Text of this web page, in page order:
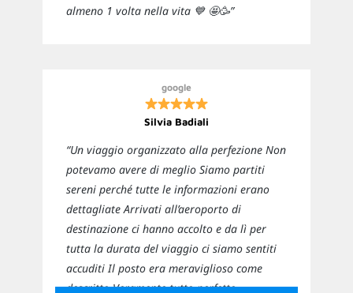
almeno 1 volta nella vita 💙 🤩🥳”
google
Silvia Badiali
“Un viaggio organizzato alla perfezione Non
potevamo avere di meglio Siamo partiti
sereni perché tutte le informazioni erano
dettagliate Arrivati all’aeroporto di
destinazione ci hanno accolto e da lì per
tutta la durata del viaggio ci siamo sentiti
accuditi Il posto era meraviglioso come
descritto Veramente tutto perfetto